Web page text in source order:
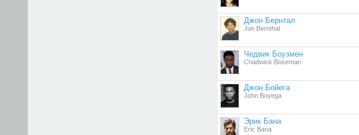
Джон Бернтал
Jon Bernthal
Чедвик Боузмен
Chadwick Boseman
Джон Бойега
John Boyega
Эрик Бана
Eric Bana